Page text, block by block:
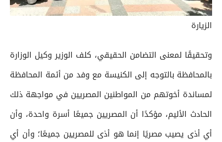
الزيارة
وتحقيقًا لمعنى التضامن الحقيقي، كلف الوزير وكيل الوزارة
بالمحافظة بالتوجه إلى الكنيسة مع وفد من أئمة المحافظة
لمساندة أخوتهم من المواطنين المصريين في مواجهة ذلك
الحادث الأليم، مؤكدًا أن المصريين جميعًا أسرة واحدة، وأن
أي أذى يصيب مصريًا إنما هو أذى للمصريين جميعًا؛ وأن أي